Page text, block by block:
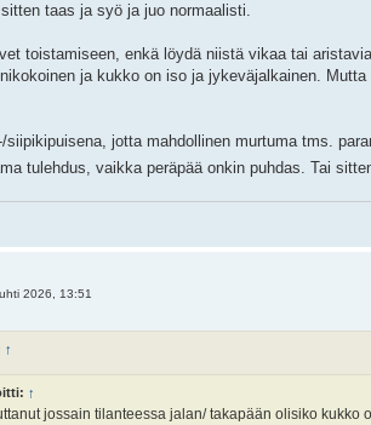
taas ja syö ja juo normaalisti.
toistamiseen, enkä löydä niistä vikaa tai
ja kukko on iso ja jykeväjalkainen.
siipikipuisena, jotta mahdollinen murtuma tms.
tulehdus, vaikka peräpää onkin puhdas. Tai
2026, 13:51
↑
↑
jossain tilanteessa jalan/ takapään olisiko